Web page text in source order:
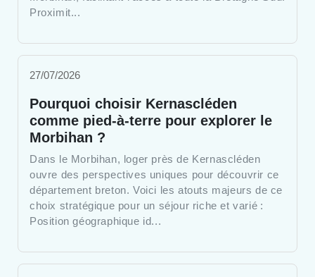
Proximit...
27/07/2026
Pourquoi choisir Kernascléden
comme pied-à-terre pour explorer le
Morbihan ?
Dans le Morbihan, loger près de Kernascléden
ouvre des perspectives uniques pour découvrir ce
département breton. Voici les atouts majeurs de ce
choix stratégique pour un séjour riche et varié :
Position géographique id...